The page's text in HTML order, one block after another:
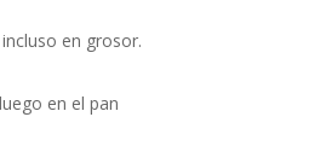
en grosor.
en el pan